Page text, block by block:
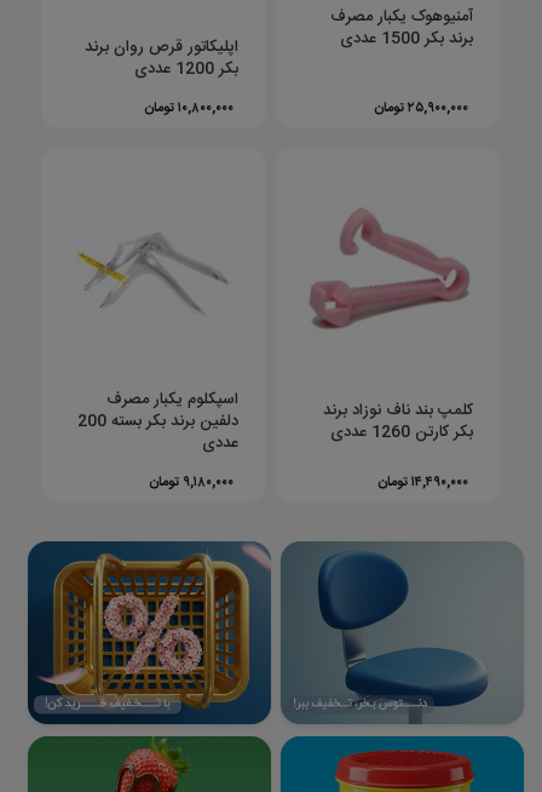
آمنیوهوک یکبار مصرف
برند بکر 1500 عددی
۲۵,۹۰۰,۰۰۰ تومان
اپلیکاتور قرص روان برند
بکر 1200 عددی
۱۰,۸۰۰,۰۰۰ تومان
کلمپ بند ناف نوزاد برند
بکر کارتن 1260 عددی
۱۴,۴۹۰,۰۰۰ تومان
اسپکلوم یکبار مصرف
دلفین برند بکر بسته 200
عددی
۹,۱۸۰,۰۰۰ تومان